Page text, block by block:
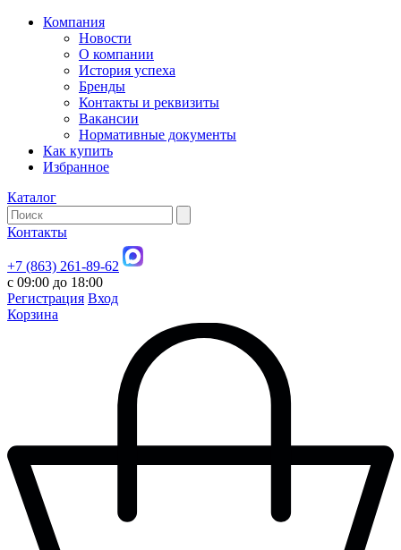
Компания
Новости
О компании
История успеха
Бренды
Контакты и реквизиты
Вакансии
Нормативные документы
Как купить
Избранное
Каталог
Контакты
+7 (863) 261-89-62
с 09:00 до 18:00
Регистрация Вход
Корзина